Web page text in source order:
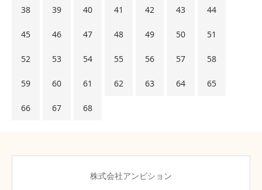
38 39 40 41 42 43 44
45 46 47 48 49 50 51
52 53 54 55 56 57 58
59 60 61 62 63 64 65
66 67 68
株式会社アンビション